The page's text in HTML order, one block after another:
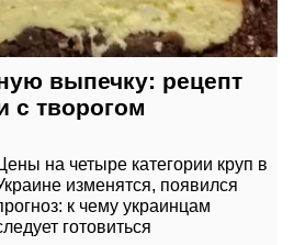
выпечку: рецепт
с творогом
на четыре категории круп в
изменятся, появился
к чему украинцам
готовиться